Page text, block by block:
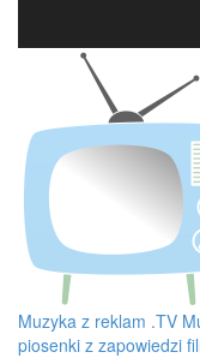
Muzyka z reklam .TV
piosenki z zapowiedzi